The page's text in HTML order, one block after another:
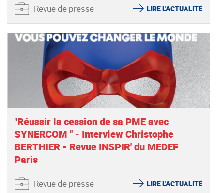
Revue de presse LIRE L'ACTUALITÉ
"Réussir la cession de sa PME avec
SYNERCOM " - Interview Christophe
BERTHIER - Revue INSPIR' du MEDEF
Paris
Revue de presse LIRE L'ACTUALITÉ